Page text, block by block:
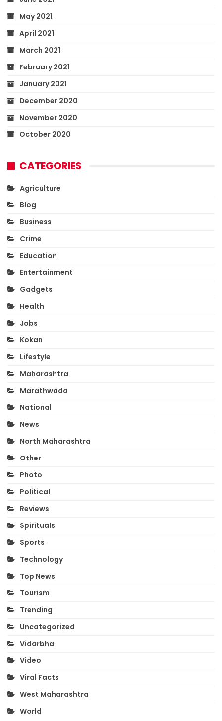
May 2021
April 2021
March 2021
February 2021
January 2021
December 2020
November 2020
October 2020
CATEGORIES
Agriculture
Blog
Business
Crime
Education
Entertainment
Gadgets
Health
Jobs
Kokan
Lifestyle
Maharashtra
Marathwada
National
News
North Maharashtra
Other
Photo
Political
Reviews
Spirituals
Sports
Technology
Top News
Tourism
Trending
Uncategorized
Vidarbha
Video
Viral Facts
West Maharashtra
World